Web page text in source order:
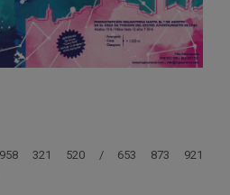
321 520 / 653 873 921